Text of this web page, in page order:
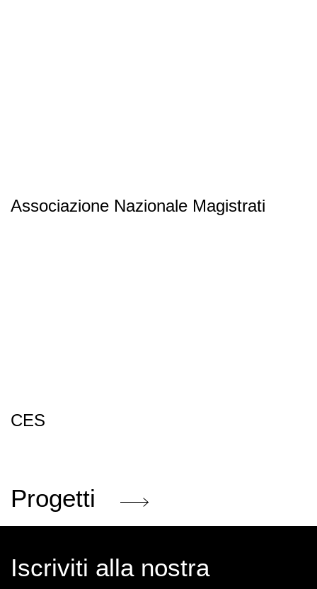
Associazione Nazionale Magistrati
CES
Progetti
Iscriviti alla nostra